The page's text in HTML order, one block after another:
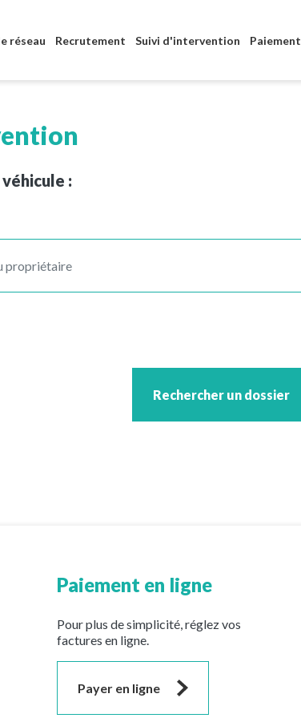
réseau Recrutement Suivi d'intervention Paiement
:
Rechercher un dossier
Paiement en ligne
Pour plus de simplicité, réglez vos
factures en ligne.
Payer en ligne